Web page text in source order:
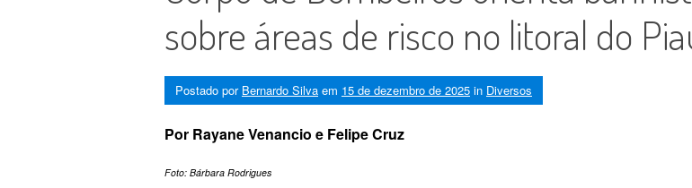
sobre áreas de risco no litoral do
Postado por Bernardo Silva em 15 de dezembro de 2025 in Diversos
Por Rayane Venancio e Felipe Cruz
Foto: Bárbara Rodrigues